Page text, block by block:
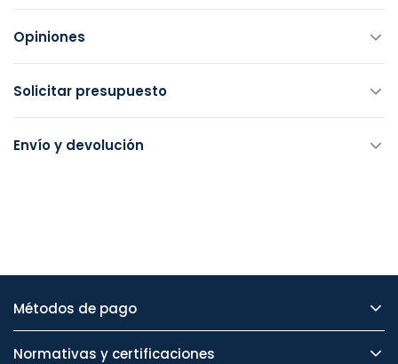
Opiniones
Solicitar presupuesto
Envío y devolución
Métodos de pago
Normativas y certificaciones